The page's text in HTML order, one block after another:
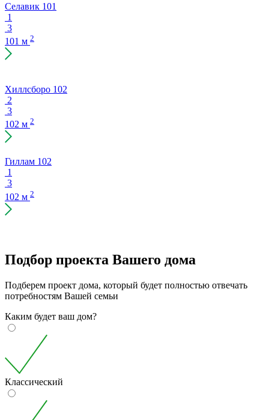
Селавик 101
1
3
101 м 2
Хиллсборо 102
2
3
102 м 2
Гиллам 102
1
3
102 м 2
Подбор проекта Вашего дома
Подберем проект дома, который будет полностью отвечать
потребностям Вашей семьи
Каким будет ваш дом?
Классический